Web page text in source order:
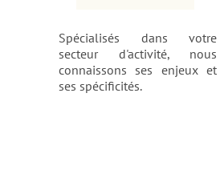
Spécialisés dans votre
secteur d'activité, nous
connaissons ses enjeux et
ses spécificités.